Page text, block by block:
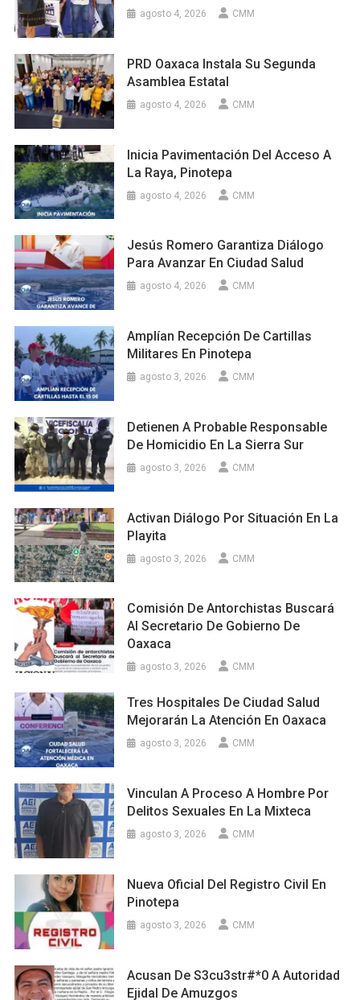
agosto 4, 2026 CMM
PRD Oaxaca Instala Su Segunda
Asamblea Estatal
agosto 4, 2026 CMM
Inicia Pavimentación Del Acceso A
La Raya, Pinotepa
agosto 4, 2026 CMM
Jesús Romero Garantiza Diálogo
Para Avanzar En Ciudad Salud
agosto 4, 2026 CMM
Amplían Recepción De Cartillas
Militares En Pinotepa
agosto 3, 2026 CMM
Detienen A Probable Responsable
De Homicidio En La Sierra Sur
agosto 3, 2026 CMM
Activan Diálogo Por Situación En La
Playita
agosto 3, 2026 CMM
Comisión De Antorchistas Buscará
Al Secretario De Gobierno De
Oaxaca
agosto 3, 2026 CMM
Tres Hospitales De Ciudad Salud
Mejorarán La Atención En Oaxaca
agosto 3, 2026 CMM
Vinculan A Proceso A Hombre Por
Delitos Sexuales En La Mixteca
agosto 3, 2026 CMM
Nueva Oficial Del Registro Civil En
Pinotepa
agosto 3, 2026 CMM
Acusan De S3cu3str#*0 A Autoridad
Ejidal De Amuzgos